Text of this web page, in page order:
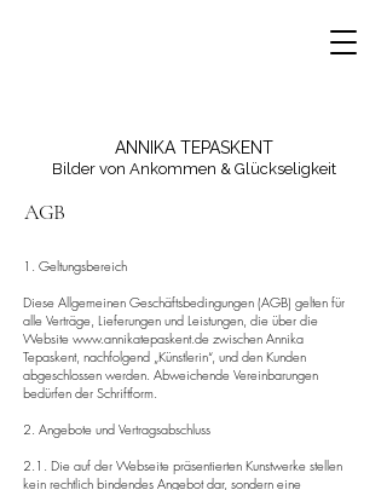
ANNIKA TEPASKENT
Bilder von Ankommen & Glückseligkeit
AGB
1. Geltungsbereich
Diese Allgemeinen Geschäftsbedingungen (AGB) gelten für
alle Verträge, Lieferungen und Leistungen, die über die
Website www.annikatepaskent.de zwischen Annika
Tepaskent, nachfolgend „Künstlerin“, und den Kunden
abgeschlossen werden. Abweichende Vereinbarungen
bedürfen der Schriftform.
2. Angebote und Vertragsabschluss
2.1. Die auf der Webseite präsentierten Kunstwerke stellen
kein rechtlich bindendes Angebot dar, sondern eine